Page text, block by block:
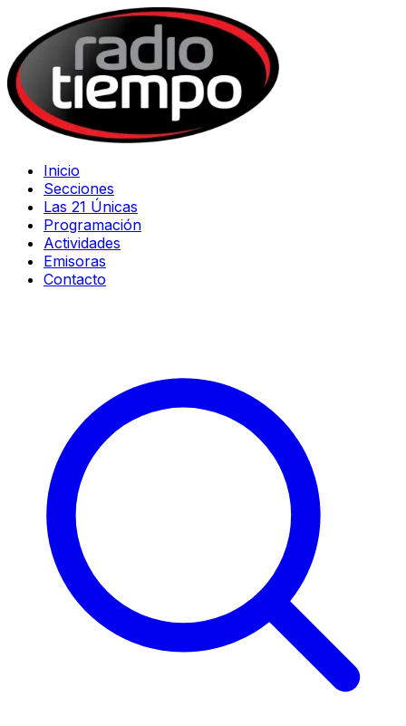
Inicio
Secciones
Las 21 Únicas
Programación
Actividades
Emisoras
Contacto